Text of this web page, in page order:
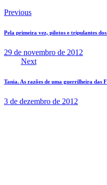
Previous
Pela primeira vez, pilotos e tripulantes
29 de novembro de 2012
Next
Tania. As razões de uma guerrilheira das
3 de dezembro de 2012